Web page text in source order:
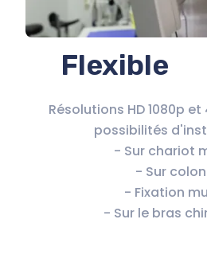
Flexible
Résolutions HD 1080p et
possibilités
- Sur chariot
- Sur
- Fixation
- Sur le bras